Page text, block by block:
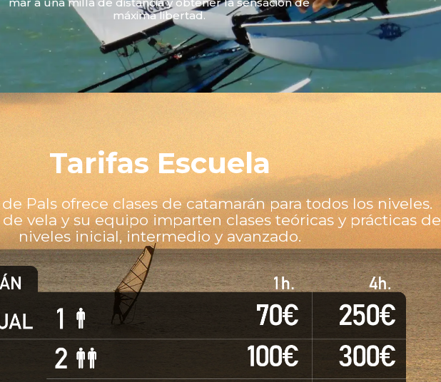
máxima libertad.
Tarifas Escuela
Pals ofrece clases de catamarán para todos los niveles.
vela y su equipo imparten clases teóricas y prácticas de
niveles inicial, intermedio y avanzado.